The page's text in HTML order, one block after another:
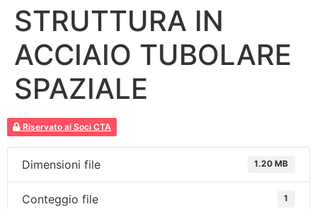
STRUTTURA IN
ACCIAIO TUBOLARE
SPAZIALE
Riservato ai Soci CTA
Dimensioni file 1.20 MB
Conteggio file 1